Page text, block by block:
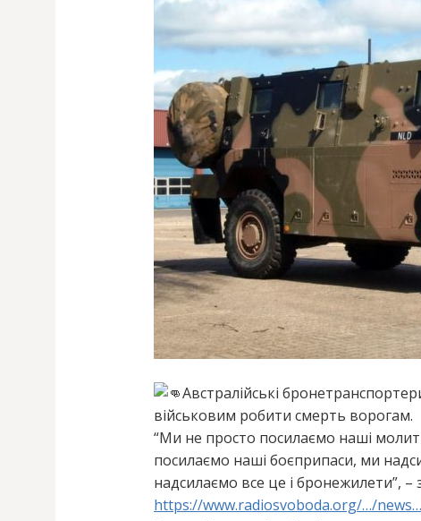
Австралійські
військовим робити смерть ворогам.
“Ми не просто посилаємо наші
посилаємо наші боєприпаси, ми
надсилаємо все це і бронежилети”, –
https://www.radiosvoboda.org/…/